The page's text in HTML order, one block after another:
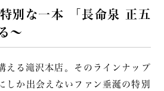
別な一本 「長命泉 正五
～
える滝沢本店。そのラインナップ
しか出会えないファン垂涎の特別